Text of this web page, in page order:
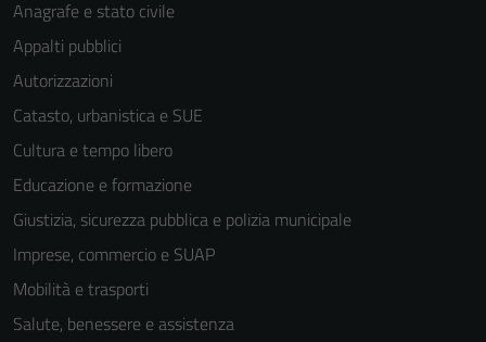
Anagrafe e stato civile
Appalti pubblici
Autorizzazioni
Catasto, urbanistica e SUE
Cultura e tempo libero
Educazione e formazione
Giustizia, sicurezza pubblica e polizia municipale
Imprese, commercio e SUAP
Mobilità e trasporti
Salute, benessere e assistenza